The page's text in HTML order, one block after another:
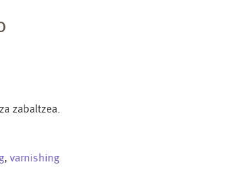
zabaltzea.
, varnishing